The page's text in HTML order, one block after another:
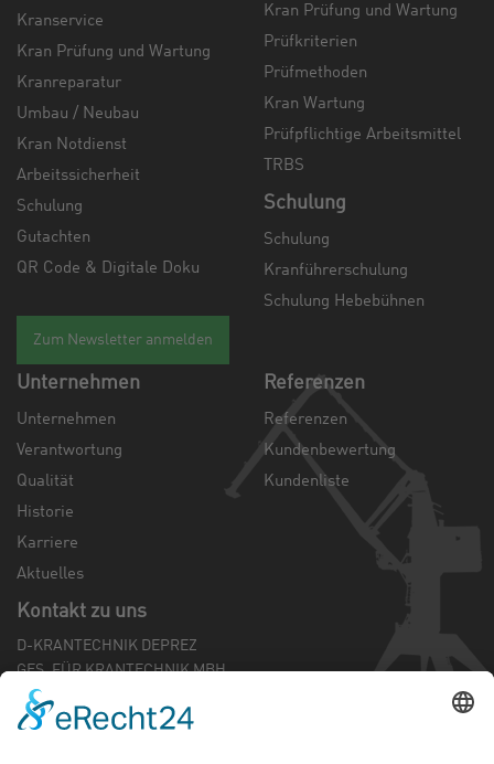
Kranservice
Kran Prüfung und Wartung
Kranreparatur
Umbau / Neubau
Kran Notdienst
Arbeitssicherheit
Schulung
Gutachten
QR Code & Digitale Doku
Kran Prüfung und Wartung
Prüfkriterien
Prüfmethoden
Kran Wartung
Prüfpflichtige Arbeitsmittel
TRBS
Schulung
Schulung
Kranführerschulung
Schulung Hebebühnen
Zum Newsletter anmelden
Unternehmen
Unternehmen
Verantwortung
Qualität
Historie
Karriere
Aktuelles
Referenzen
Referenzen
Kundenbewertung
Kundenliste
Kontakt zu uns
D-KRANTECHNIK DEPREZ
GES. FÜR KRANTECHNIK MBH
Mündelheimer Weg 42
D-40472 Düsseldorf